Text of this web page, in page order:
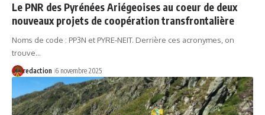
Le PNR des Pyrénées Ariégeoises au coeur de deux
nouveaux projets de coopération transfrontalière
Noms de code : PP3N et PYRE-NEIT. Derrière ces acronymes, on
trouve…
redaction 6 novembre 2025